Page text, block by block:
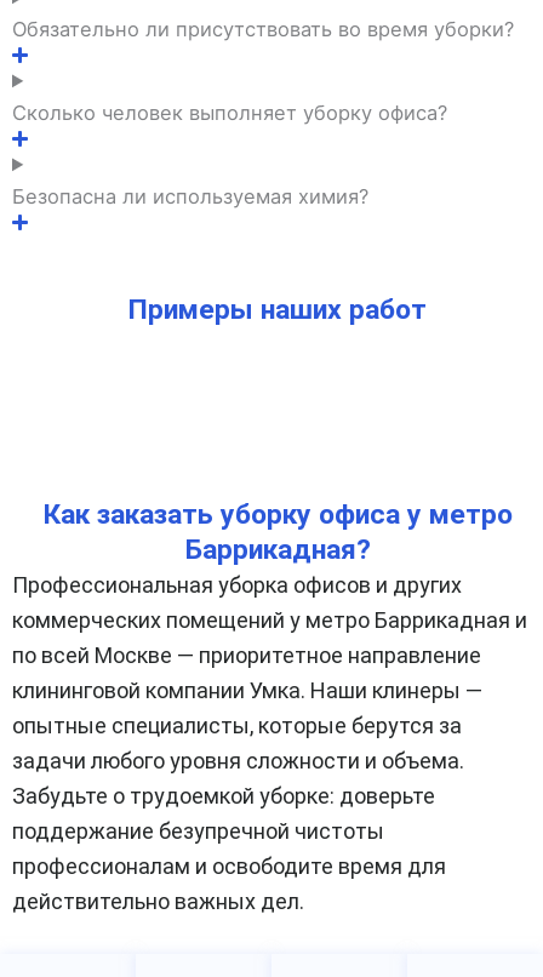
Обязательно ли присутствовать во время уборки?
Сколько человек выполняет уборку офиса?
Безопасна ли используемая химия?
Примеры наших работ
Как заказать уборку офиса у метро
Баррикадная?
Профессиональная уборка офисов и других
коммерческих помещений у метро Баррикадная и
по всей Москве — приоритетное направление
клининговой компании Умка. Наши клинеры —
опытные специалисты, которые берутся за
задачи любого уровня сложности и объема.
Забудьте о трудоемкой уборке: доверьте
поддержание безупречной чистоты
профессионалам и освободите время для
действительно важных дел.